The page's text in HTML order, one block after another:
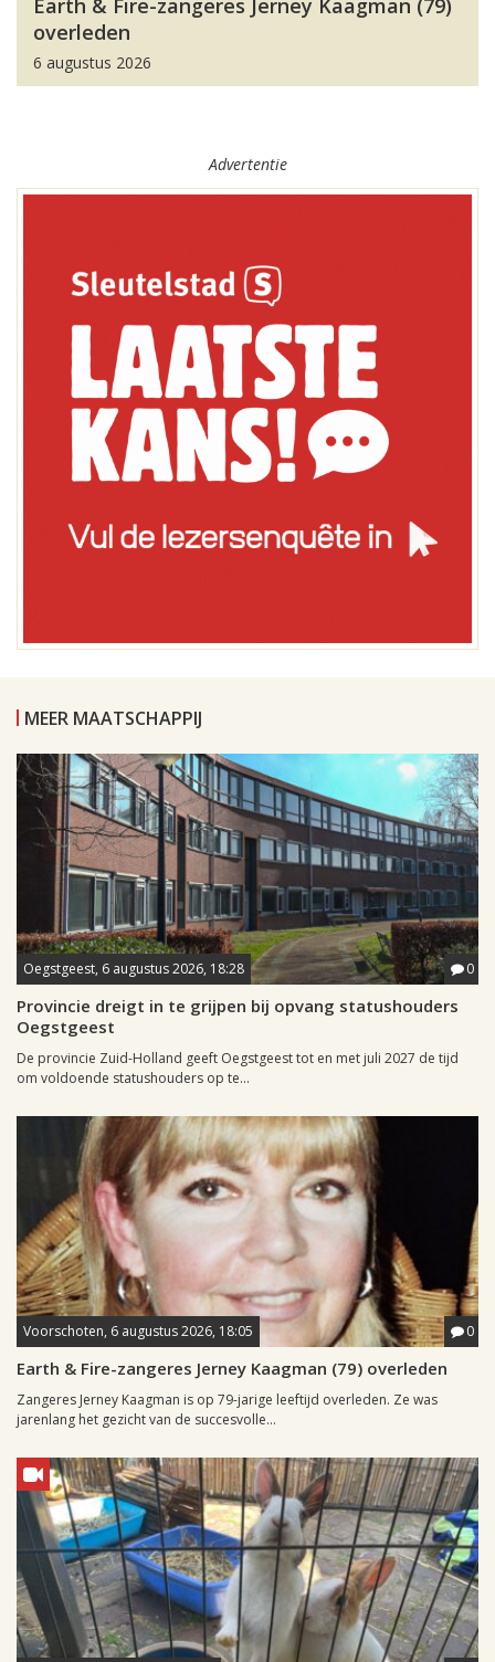
Earth & Fire-zangeres Jerney Kaagman (79)
overleden
6 augustus 2026
Advertentie
MEER MAATSCHAPPIJ
Oegstgeest, 6 augustus 2026, 18:28 0
Provincie dreigt in te grijpen bij opvang statushouders
Oegstgeest
De provincie Zuid-Holland geeft Oegstgeest tot en met juli 2027 de tijd
om voldoende statushouders op te...
Voorschoten, 6 augustus 2026, 18:05 0
Earth & Fire-zangeres Jerney Kaagman (79) overleden
Zangeres Jerney Kaagman is op 79-jarige leeftijd overleden. Ze was
jarenlang het gezicht van de succesvolle...